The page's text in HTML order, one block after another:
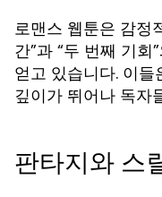
로맨스 웹툰은 감정
간”과 “두 번째 기
얻고 있습니다. 이
깊이가 뛰어나 독자
판타지와 스